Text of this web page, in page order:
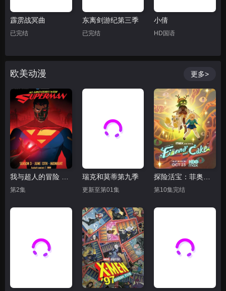
霹雳战冥曲
已完结
东离剑游纪第三季
已完结
小倩
HD国语
欧美动漫 更多>
我与超人的冒险 第三季
第2集
瑞克和莫蒂第九季
更新至第01集
探险活宝：菲奥娜与蛋糕 第二季
第10集完结